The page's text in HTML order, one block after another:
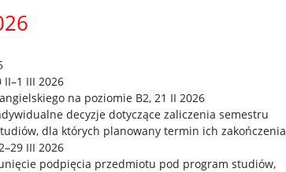
III 2026
na poziomie B2, 21 II 2026
decyzje dotyczące zaliczenia semestru
dla których planowany termin ich zakończenia
III 2026
podpięcia przedmiotu pod program studiów,